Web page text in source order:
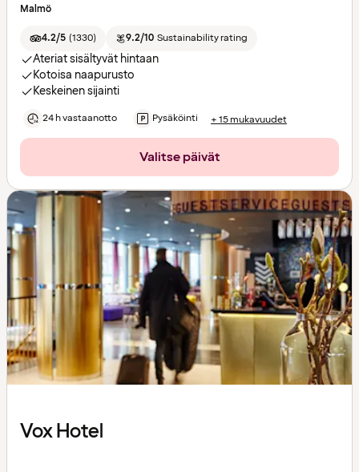
Malmö
4.2/5 (1330) 9.2/10 Sustainability rating
Ateriat sisältyvät hintaan
Kotoisa naapurusto
Keskeinen sijainti
24 h vastaanotto Pysäköinti + 15 mukavuudet
Valitse päivät
Vox Hotel